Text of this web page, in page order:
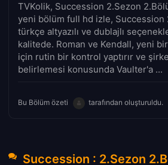
TVKolik, Succession 2.Sezon
yeni bölüm full hd izle, Succession
türkçe altyazılı ve dublajlı
kalitede. Roman ve Kendall, yeni
için rutin bir kontrol yaptırır ve
belirlemesi konusunda Vaulter'a ...
Bu Bölüm özeti tarafından oluşturuldu.